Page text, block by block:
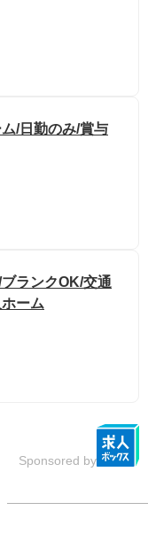
/日勤のみ/賞与
ランクOK/交通
ーム
Sponsored by